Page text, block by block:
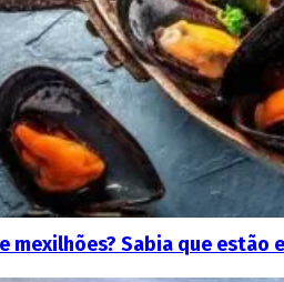
mexilhões? Sabia que estão